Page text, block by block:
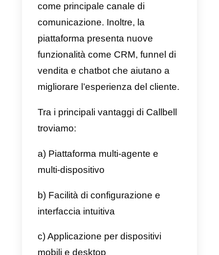
WhatsApp, Facebook
e Telegram in un unico ambiente
di lavoro. Questo strumento si
collaborazione all’interno del
La piattaforma possiede
un’interfaccia semplice ed
altamente intuitiva, con molte
monitorare gli utenti, migliorando